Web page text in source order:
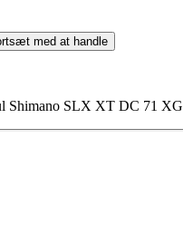
med at handle
Shimano SLX XT DC 71 XG